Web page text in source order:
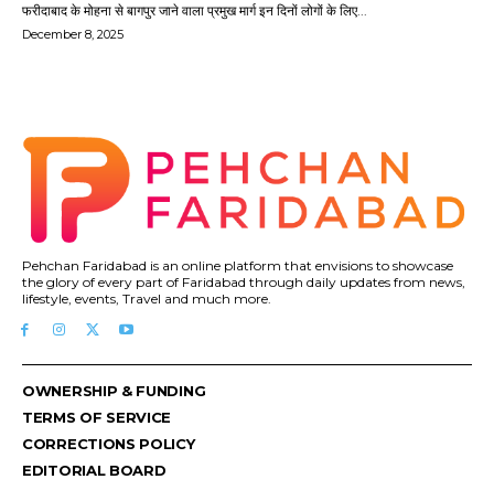
फरीदाबाद के मोहना से बागपुर जाने वाला प्रमुख मार्ग इन दिनों लोगों के लिए...
December 8, 2025
Pehchan Faridabad is an online platform that envisions to showcase
the glory of every part of Faridabad through daily updates from news,
lifestyle, events, Travel and much more.
OWNERSHIP & FUNDING
TERMS OF SERVICE
CORRECTIONS POLICY
EDITORIAL BOARD